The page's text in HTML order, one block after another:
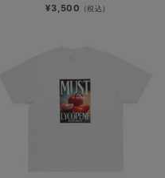
¥3,500 (税込)